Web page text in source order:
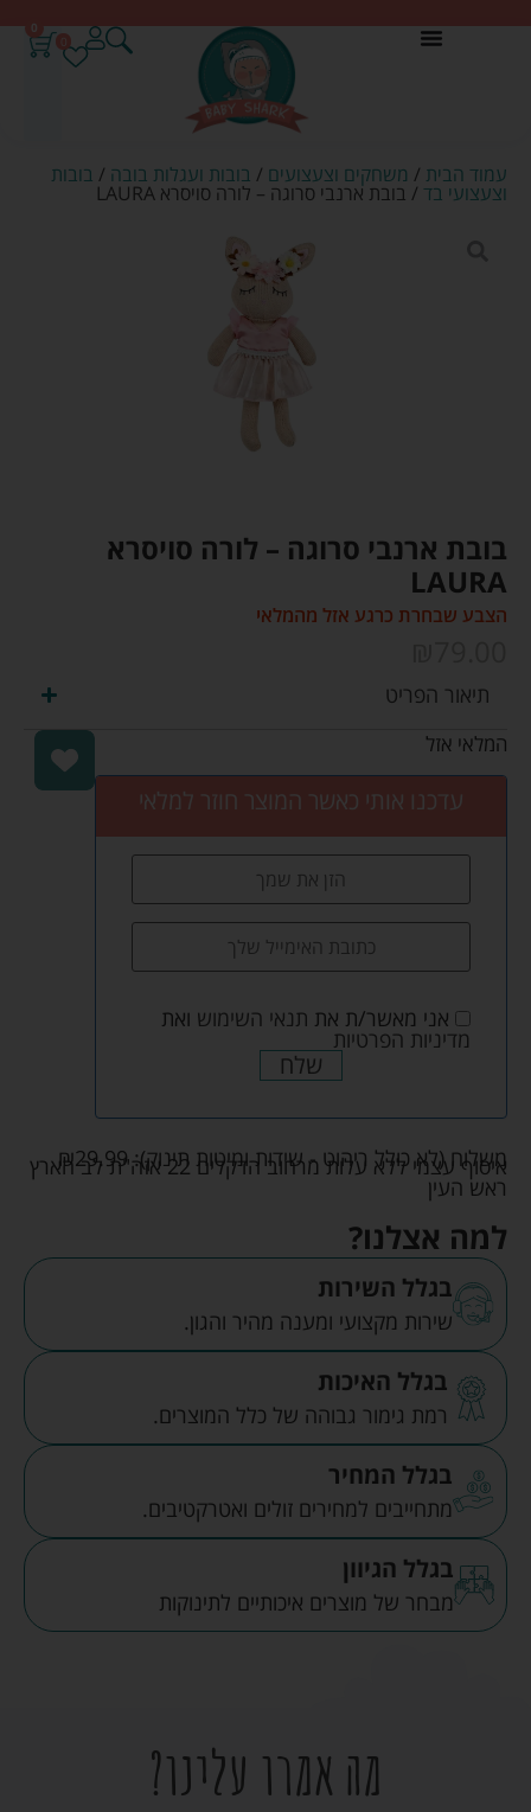
0
עמוד הבית / משחקים וצעצועים / בובות ועגלות בובה / בובות
וצעצועי בד / בובת ארנבי סרוגה – לורה סויסרא LAURA
בובת ארנבי סרוגה – לורה סויסרא
LAURA
הצבע שבחרת כרגע אזל מהמלאי
תיאור הפריט
המלאי אזל
עדכנו אותי כאשר המוצר חוזר למלאי
אני מאשר/ת את תנאי השימוש ואת
מדיניות הפרטיות
שלח
משלוח (לא כולל ריהוט - שידות ומיטות תינוק): ₪29.99
איסוף עצמי ללא עלות מרחוב הדקלים 22 אזה"ת לב הארץ
ראש העין
למה אצלנו?
בגלל השירות
שירות מקצועי ומענה מהיר והגון.
בגלל האיכות
רמת גימור גבוהה של כלל המוצרים.
בגלל המחיר
מתחייבים למחירים זולים ואטרקטיבים.
בגלל הגיוון
מבחר של מוצרים איכותיים לתינוקות
מה אמרו עלינו?